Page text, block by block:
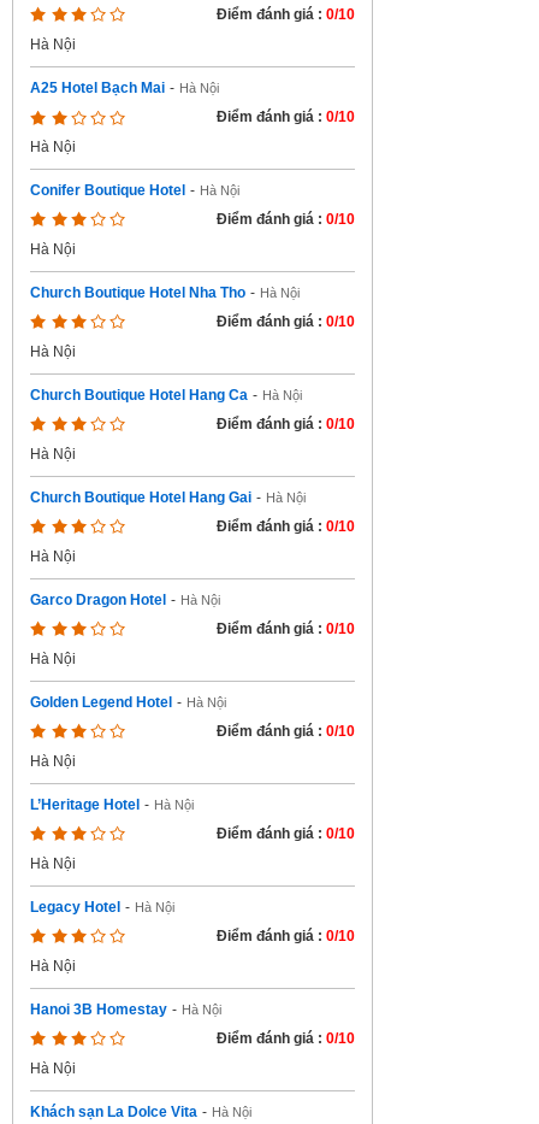
Điểm đánh giá : 0/10
Hà Nội
A25 Hotel Bạch Mai - Hà Nội
Điểm đánh giá : 0/10
Hà Nội
Conifer Boutique Hotel - Hà Nội
Điểm đánh giá : 0/10
Hà Nội
Church Boutique Hotel Nha Tho - Hà Nội
Điểm đánh giá : 0/10
Hà Nội
Church Boutique Hotel Hang Ca - Hà Nội
Điểm đánh giá : 0/10
Hà Nội
Church Boutique Hotel Hang Gai - Hà Nội
Điểm đánh giá : 0/10
Hà Nội
Garco Dragon Hotel - Hà Nội
Điểm đánh giá : 0/10
Hà Nội
Golden Legend Hotel - Hà Nội
Điểm đánh giá : 0/10
Hà Nội
L’Heritage Hotel - Hà Nội
Điểm đánh giá : 0/10
Hà Nội
Legacy Hotel - Hà Nội
Điểm đánh giá : 0/10
Hà Nội
Hanoi 3B Homestay - Hà Nội
Điểm đánh giá : 0/10
Hà Nội
Khách sạn La Dolce Vita - Hà Nội